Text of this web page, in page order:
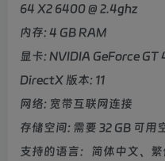
64 X2 6400 @ 2.4ghz
内存: 4 GB RAM
显卡: NVIDIA GeForce
DirectX 版本: 11
网络: 宽带互联网连接
存储空间: 需要 32 GB 可用
支持的语言：简体中文、